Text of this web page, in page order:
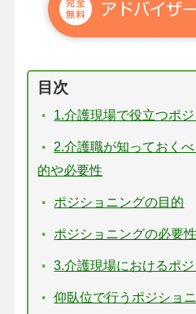
目次
1.介護現場で役立つポ
2.介護職が知っておく
的や必要性
ポジショニングの目的
ポジショニングの必要性
3.介護現場におけるポ
仰臥位で行うポジショ